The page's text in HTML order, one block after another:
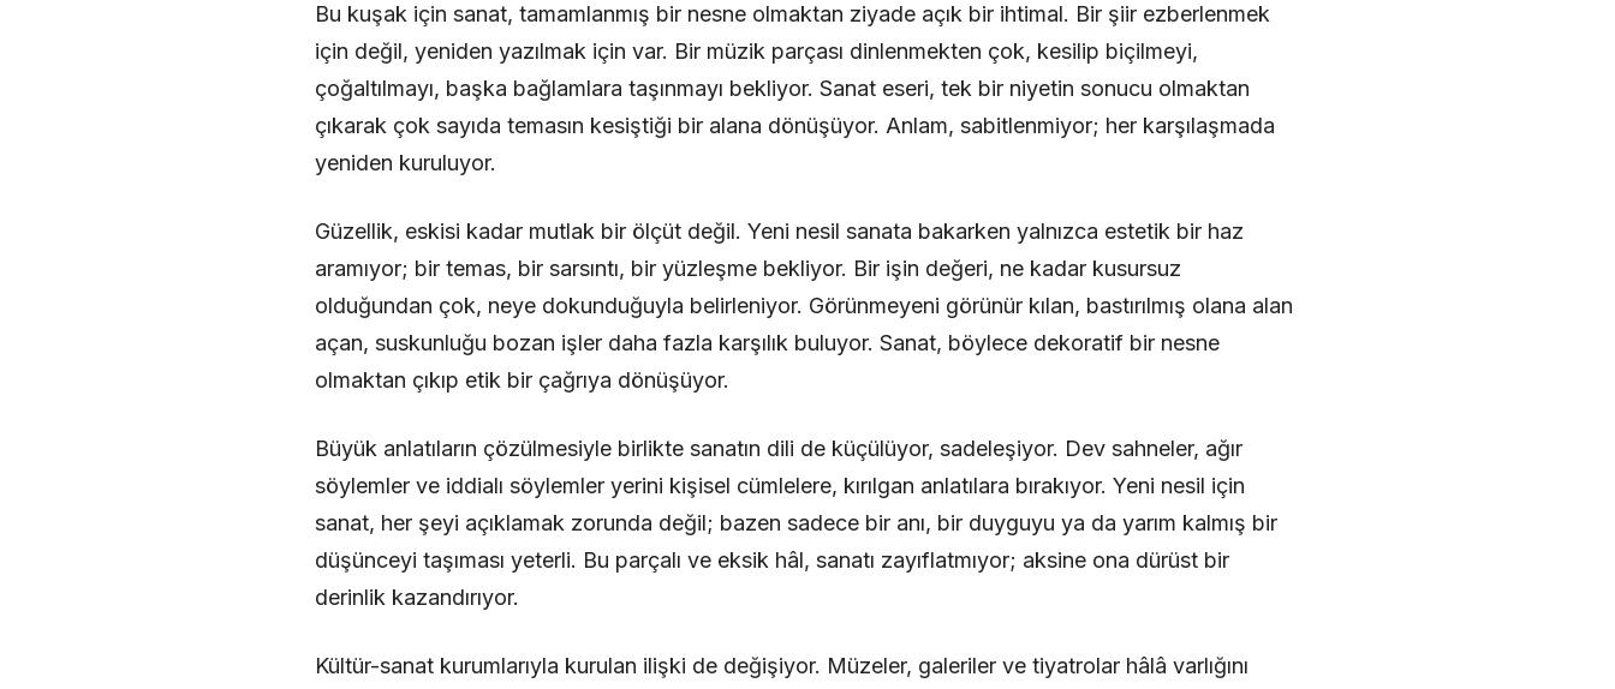
Bu kuşak için sanat, tamamlanmış bir nesne olmaktan ziyade açık bir ihtimal. Bir şiir ezberlenmek
için değil, yeniden yazılmak için var. Bir müzik parçası dinlenmekten çok, kesilip biçilmeyi,
çoğaltılmayı, başka bağlamlara taşınmayı bekliyor. Sanat eseri, tek bir niyetin sonucu olmaktan
çıkarak çok sayıda temasın kesiştiği bir alana dönüşüyor. Anlam, sabitlenmiyor; her karşılaşmada
yeniden kuruluyor.
Güzellik, eskisi kadar mutlak bir ölçüt değil. Yeni nesil sanata bakarken yalnızca estetik bir haz
aramıyor; bir temas, bir sarsıntı, bir yüzleşme bekliyor. Bir işin değeri, ne kadar kusursuz
olduğundan çok, neye dokunduğuyla belirleniyor. Görünmeyeni görünür kılan, bastırılmış olana alan
açan, suskunluğu bozan işler daha fazla karşılık buluyor. Sanat, böylece dekoratif bir nesne
olmaktan çıkıp etik bir çağrıya dönüşüyor.
Büyük anlatıların çözülmesiyle birlikte sanatın dili de küçülüyor, sadeleşiyor. Dev sahneler, ağır
söylemler ve iddialı söylemler yerini kişisel cümlelere, kırılgan anlatılara bırakıyor. Yeni nesil için
sanat, her şeyi açıklamak zorunda değil; bazen sadece bir anı, bir duyguyu ya da yarım kalmış bir
düşünceyi taşıması yeterli. Bu parçalı ve eksik hâl, sanatı zayıflatmıyor; aksine ona dürüst bir
derinlik kazandırıyor.
Kültür-sanat kurumlarıyla kurulan ilişki de değişiyor. Müzeler, galeriler ve tiyatrolar hâlâ varlığını